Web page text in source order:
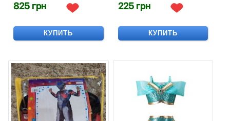
825 грн
КУПИТЬ
225 грн
КУПИТЬ